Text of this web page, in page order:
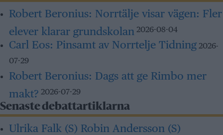
Robert Beronius: Norrtälje visar vägen: Fler
elever klarar grundskolan 2026-08-04
Carl Eos: Pinsamt av Norrtelje Tidning 2026-
07-29
Robert Beronius: Dags att ge Rimbo mer
makt? 2026-07-29
Senaste debattartiklarna
Ulrika Falk (S) Robin Andersson (S)